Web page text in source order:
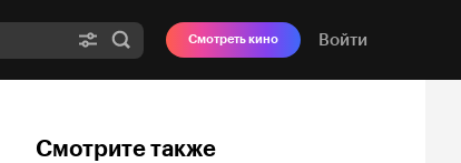
Смотреть кино Войти
Смотрите также